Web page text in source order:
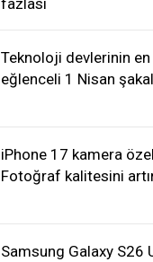
fazlası
Teknoloji devlerinin en
eğlenceli 1 Nisan
iPhone 17 kamera
Fotoğraf kalitesini
Samsung Galaxy S26